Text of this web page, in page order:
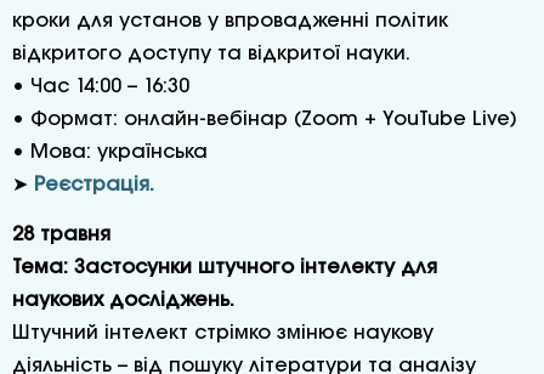
кроки для установ у впровадженні політик
відкритого доступу та відкритої науки.
• Час 14:00 – 16:30
• Формат: онлайн-вебінар (Zoom + YouTube Live)
• Мова: українська
➤ Реєстрація.
28 травня
Тема: Застосунки штучного інтелекту для
наукових досліджень.
Штучний інтелект стрімко змінює наукову
діяльність – від пошуку літератури та аналізу